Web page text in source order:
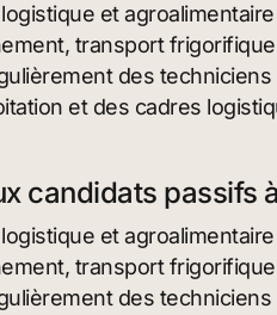
et
transport
des
et des cadres
candidats passifs
et
transport
des